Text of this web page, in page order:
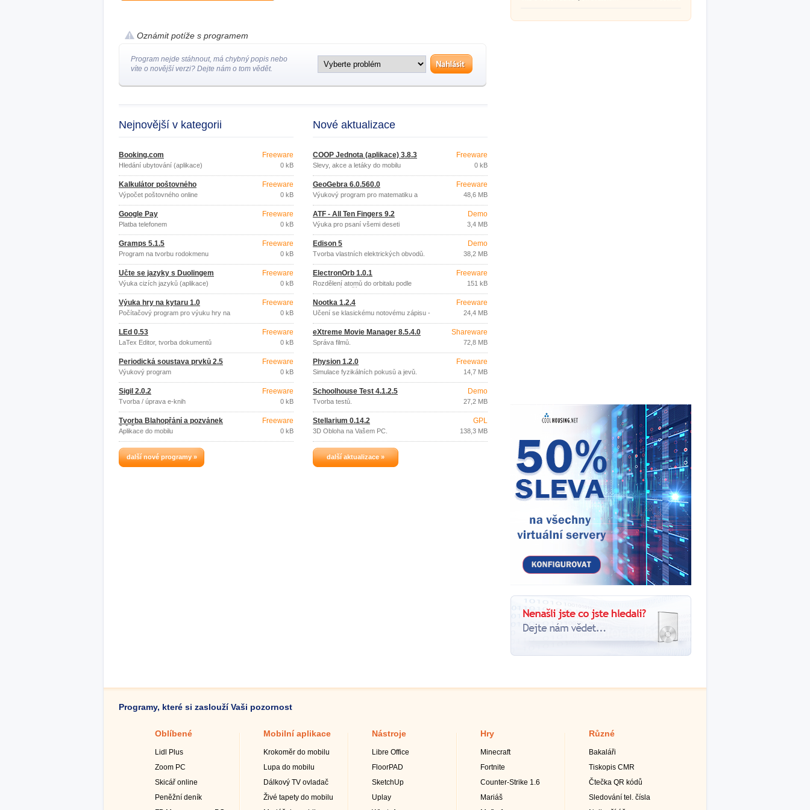
Oznámit potíže s programem
Program nejde stáhnout, má chybný popis nebo
víte o novější verzi? Dejte nám o tom vědět.
Nejnovější v kategorii
Booking.com
Hledání ubytování (aplikace)
Freeware
0 kB
Kalkulátor poštovného
Výpočet poštovného online
Freeware
0 kB
Google Pay
Platba telefonem
Freeware
0 kB
Gramps 5.1.5
Program na tvorbu rodokmenu
Freeware
0 kB
Učte se jazyky s Duolingem
Výuka cizích jazyků (aplikace)
Freeware
0 kB
Výuka hry na kytaru 1.0
Počítačový program pro výuku hry na
Freeware
0 kB
LEd 0.53
LaTex Editor, tvorba dokumentů
Freeware
0 kB
Periodická soustava prvků 2.5
Výukový program
Freeware
0 kB
Sigil 2.0.2
Tvorba / úprava e-knih
Freeware
0 kB
Tvorba Blahopřání a pozvánek
2.0.2
Aplikace do mobilu
Freeware
0 kB
další nové programy »
Nové aktualizace
COOP Jednota (aplikace) 3.8.3
Slevy, akce a letáky do mobilu
Freeware
0 kB
GeoGebra 6.0.560.0
Výukový program pro matematiku a
Freeware
48,6 MB
ATF - All Ten Fingers 9.2
Výuka pro psaní všemi deseti
Demo
3,4 MB
Edison 5
Tvorba vlastních elektrických obvodů.
Demo
38,2 MB
ElectronOrb 1.0.1
Rozdělení atomů do orbitalu podle
protonového čísla.
Freeware
151 kB
Nootka 1.2.4
Učení se klasickému notovému zápisu -
Freeware
24,4 MB
eXtreme Movie Manager 8.5.4.0
Správa filmů.
Shareware
72,8 MB
Physion 1.2.0
Simulace fyzikálních pokusů a jevů.
Freeware
14,7 MB
Schoolhouse Test 4.1.2.5
Tvorba testů.
Demo
27,2 MB
Stellarium 0.14.2
3D Obloha na Vašem PC.
GPL
138,3 MB
další aktualizace »
Programy, které si zaslouží Vaši pozornost
Oblíbené
Lidl Plus
Zoom PC
Skicář online
Peněžní deník
Mobilní aplikace
Krokoměr do mobilu
Lupa do mobilu
Dálkový TV ovladač
Živé tapety do mobilu
Nástroje
Libre Office
FloorPAD
SketchUp
Uplay
Hry
Minecraft
Fortnite
Counter-Strike 1.6
Mariáš
Různé
Bakaláři
Tiskopis CMR
Čtečka QR kódů
Sledování tel. čísla